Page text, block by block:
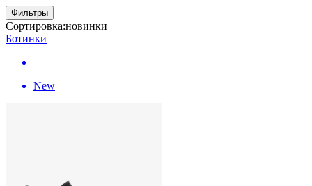
Фильтры
Сортировка:новинки
Ботинки
New